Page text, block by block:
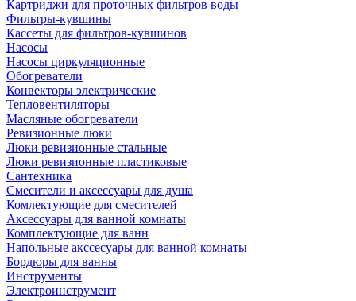
Картриджи для проточных фильтров воды
Фильтры-кувшины
Кассеты для фильтров-кувшинов
Насосы
Насосы циркуляционные
Обогреватели
Конвекторы электрические
Тепловентиляторы
Масляные обогреватели
Ревизионные люки
Люки ревизионные стальные
Люки ревизионные пластиковые
Сантехника
Смесители и аксессуары для душа
Комлектующие для смесителей
Аксессуары для ванной комнаты
Комплектующие для ванн
Напольные акссесуары для ванной комнаты
Бордюры для ванны
Инструменты
Электроинструмент